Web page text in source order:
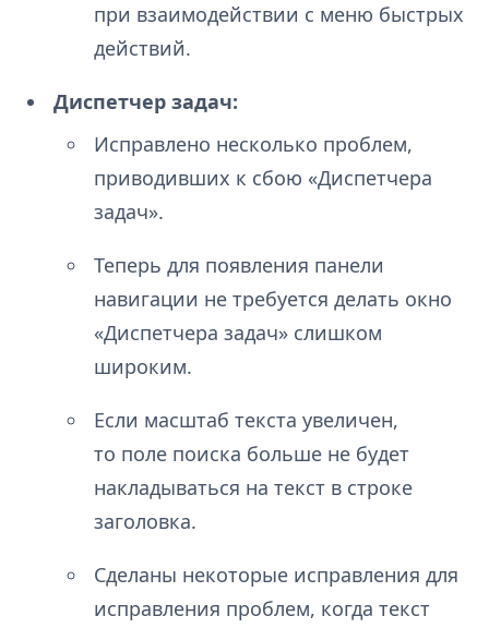
при взаимодействии с меню быстрых
действий.
Диспетчер задач:
Исправлено несколько проблем,
приводивших к сбою «Диспетчера
задач».
Теперь для появления панели
навигации не требуется делать окно
«Диспетчера задач» слишком
широким.
Если масштаб текста увеличен,
то поле поиска больше не будет
накладываться на текст в строке
заголовка.
Сделаны некоторые исправления для
исправления проблем, когда текст